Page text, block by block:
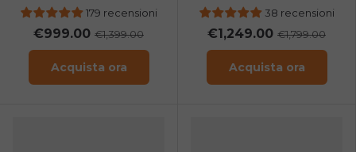
Bike with Belt Drive
179 recensioni
€999.00 €1,399.00
Acquista ora
Carbon Fiber City E-bike
38 recensioni
€1,249.00 €1,799.00
Acquista ora